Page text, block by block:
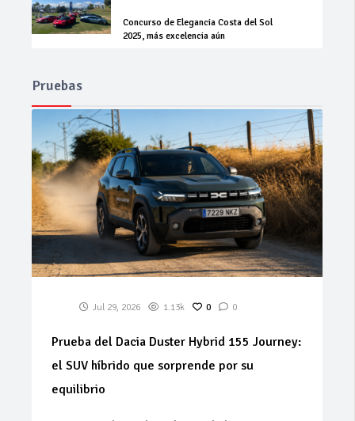
Concurso de Elegancia Costa del Sol
2025, más excelencia aún
Pruebas
Jul 29, 2026 1.13k 0 0
Prueba del Dacia Duster Hybrid 155 Journey:
el SUV híbrido que sorprende por su
equilibrio